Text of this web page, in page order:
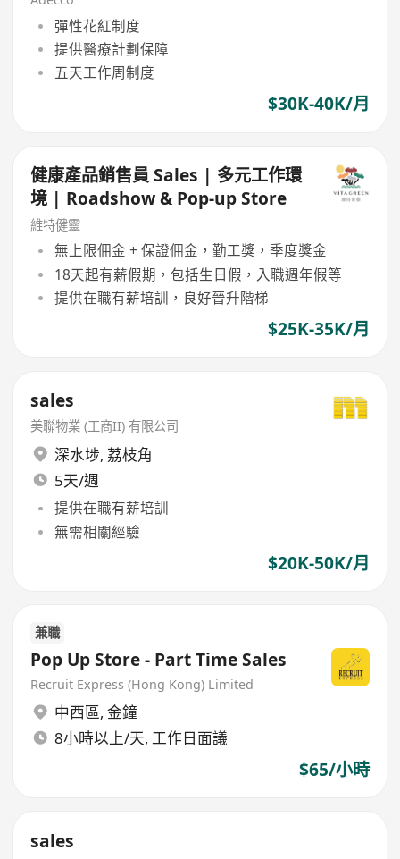
彈性花紅制度
提供醫療計劃保障
五天工作周制度
$30K-40K/月
健康產品銷售員 Sales | 多元工作環
境 | Roadshow & Pop-up Store
維特健靈
無上限佣金 + 保證佣金，勤工獎，季度獎金
18天起有薪假期，包括生日假，入職週年假等
提供在職有薪培訓，良好晉升階梯
$25K-35K/月
sales
美聯物業 (工商II) 有限公司
深水埗, 荔枝角
5天/週
提供在職有薪培訓
無需相關經驗
$20K-50K/月
兼職
Pop Up Store - Part Time Sales
Recruit Express (Hong Kong) Limited
中西區, 金鐘
8小時以上/天, 工作日面議
$65/小時
sales